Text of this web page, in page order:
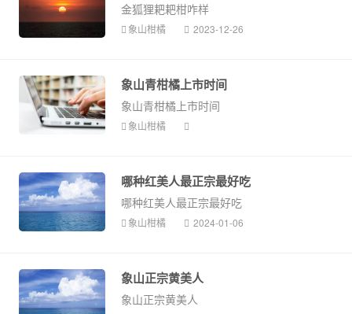
金狐狸耙耙柑咋样
象山柑橘 2023-12-26
象山青柑橘上市时间
象山青柑橘上市时间
象山柑橘
哪种红美人最正宗最好吃
哪种红美人最正宗最好吃
象山柑橘 2024-01-06
象山正宗黄美人
象山正宗黄美人